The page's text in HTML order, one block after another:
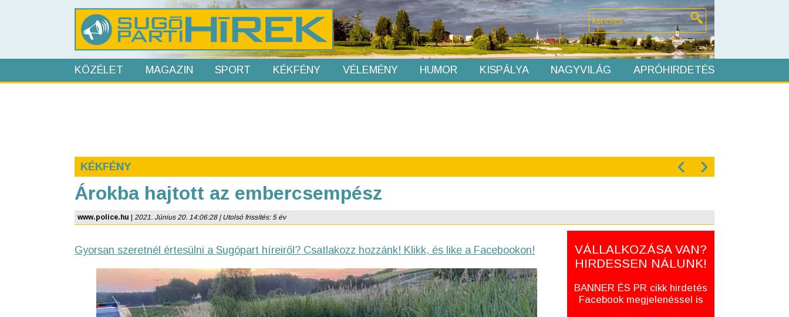
KÖZÉLET MAGAZIN SPORT KÉKFÉNY VÉLEMÉNY HUMOR KISPÁLYA NAGYVILÁG APRÓHIRDETÉS
KÉKFÉNY ‹ ›
Árokba hajtott az embercsempész
www.police.hu 2021. Június 20. 14:06:28 | Utolsó frissítés: 5 év
Gyorsan szeretnél értesülni a Sugópart híreiről? Csatlakozz hozzánk! Klikk, és like a Facebookon!
VÁLLALKOZÁSA VAN?
HIRDESSEN NÁLUNK!
BANNER ÉS PR cikk hirdetés
Facebook megjelenéssel is